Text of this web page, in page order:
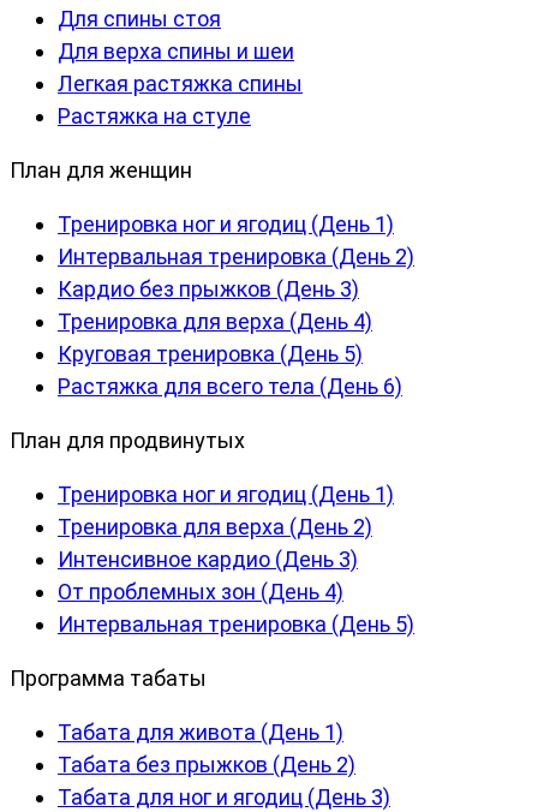
Для спины стоя
Для верха спины и шеи
Легкая растяжка спины
Растяжка на стуле
План для женщин
Тренировка ног и ягодиц (День 1)
Интервальная тренировка (День 2)
Кардио без прыжков (День 3)
Тренировка для верха (День 4)
Круговая тренировка (День 5)
Растяжка для всего тела (День 6)
План для продвинутых
Тренировка ног и ягодиц (День 1)
Тренировка для верха (День 2)
Интенсивное кардио (День 3)
От проблемных зон (День 4)
Интервальная тренировка (День 5)
Программа табаты
Табата для живота (День 1)
Табата без прыжков (День 2)
Табата для ног и ягодиц (День 3)